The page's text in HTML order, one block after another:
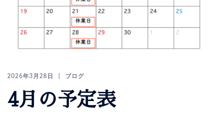
2026年3月28日 ブログ
4月の予定表